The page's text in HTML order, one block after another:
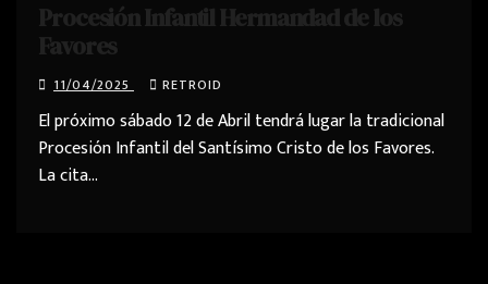
Procesión Infantil Hermandad de los
Favores
11/04/2025 RETROID
El próximo sábado 12 de Abril tendrá lugar la tradicional
Procesión Infantil del Santísimo Cristo de los Favores.
La cita…